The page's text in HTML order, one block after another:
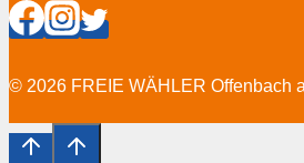
© 2026 FREIE WÄHLER Offenbach